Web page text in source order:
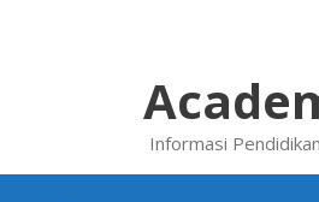
Informasi